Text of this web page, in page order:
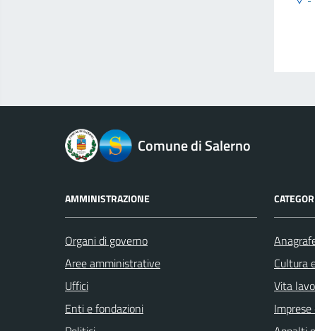
logo Unione EuropeaComune di Salerno
AMMINISTRAZIONE
Organi di governo
Aree amministrative
Uffici
Enti e fondazioni
Cultura
Vita